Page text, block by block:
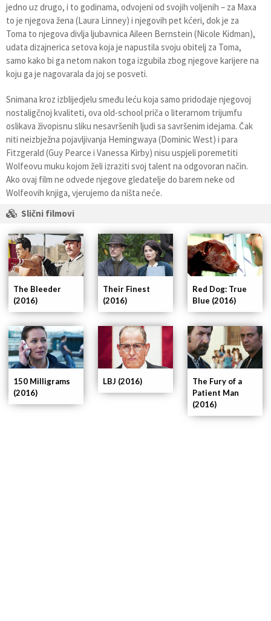
jedno uz drugo, i to godinama, odvojeni od svojih voljenih – za Maxa
to je njegova žena (Laura Linney) i njegovih pet kćeri, dok je za
Toma to njegova divlja ljubavnica Aileen Bernstein (Nicole Kidman),
udata dizajnerica setova koja je napustila svoju obitelj za Toma,
samo kako bi ga netom nakon toga izgubila zbog njegove karijere na
koju ga je nagovarala da joj se posveti.
Snimana kroz izblijedjelu smeđu leću koja samo pridodaje njegovoj
nostaligčnoj kvaliteti, ova old-school priča o literarnom trijumfu
oslikava živopisnu sliku nesavršenih ljudi sa savršenim idejama. Čak
niti neizbježna pojavljivanja Hemingwaya (Dominic West) i para
Fitzgerald (Guy Pearce i Vanessa Kirby) nisu uspjeli poremetiti
Wolfeovu muku kojom želi izraziti svoj talent na odgovoran način.
Ako ovaj film ne odvede njegove gledatelje do barem neke od
Wolfeovih knjiga, vjerujemo da ništa neće.
Slični filmovi
The Fury of a
Patient Man
(2016)
LBJ (2016)
150 Milligrams
(2016)
Red Dog: True
Blue (2016)
Their Finest
(2016)
The Bleeder
(2016)